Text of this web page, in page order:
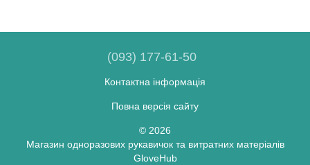
(093) 177-61-50
Контактна інформація
Повна версія сайту
© 2026
Магазин одноразових рукавичок та витратних матеріалів
GloveHub